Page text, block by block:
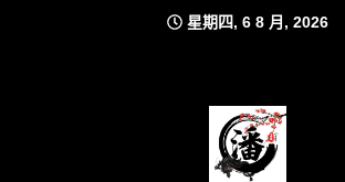
星期四, 6 8 月, 2026